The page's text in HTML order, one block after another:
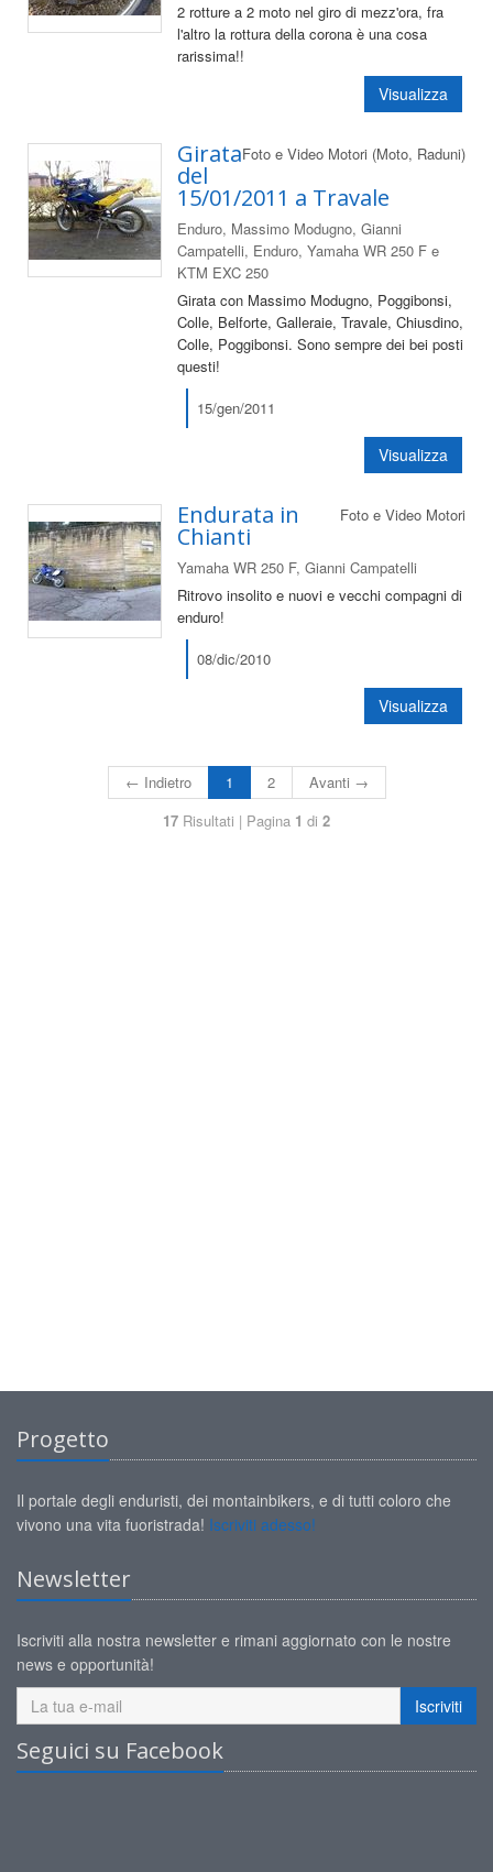
2 rotture a 2 moto nel giro di mezz'ora, fra
l'altro la rottura della corona è una cosa
rarissima!!
Visualizza
Foto e Video Motori (Moto, Raduni)
Girata
del
15/01/2011 a Travale
Enduro, Massimo Modugno, Gianni
Campatelli, Enduro, Yamaha WR 250 F e
KTM EXC 250
Girata con Massimo Modugno, Poggibonsi,
Colle, Belforte, Galleraie, Travale, Chiusdino,
Colle, Poggibonsi. Sono sempre dei bei posti
questi!
15/gen/2011
Visualizza
Foto e Video Motori
Endurata in
Chianti
Yamaha WR 250 F, Gianni Campatelli
Ritrovo insolito e nuovi e vecchi compagni di
enduro!
08/dic/2010
Visualizza
← Indietro 1 2
Avanti →
17 Risultati | Pagina 1 di 2
Progetto
Il portale degli enduristi, dei montainbikers, e di tutti coloro che
vivono una vita fuoristrada! Iscriviti adesso!
Newsletter
Iscriviti alla nostra newsletter e rimani aggiornato con le nostre
news e opportunità!
Iscriviti
Seguici su Facebook